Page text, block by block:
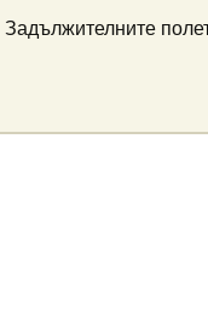
Задължителните